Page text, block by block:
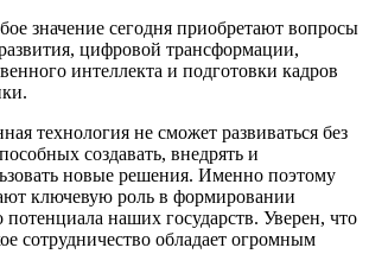
значение сегодня приобретают вопросы
цифровой трансформации,
интеллекта и подготовки кадров
технология не сможет развиваться без
создавать, внедрять и
новые решения. Именно поэтому
ключевую роль в формировании
потенциала наших государств. Уверен, что
сотрудничество обладает огромным